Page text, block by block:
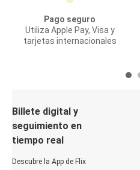
Pago seguro
Utiliza Apple Pay, Visa y
tarjetas internacionales
Billete digital y
seguimiento en
tiempo real
Descubre la App de Flix